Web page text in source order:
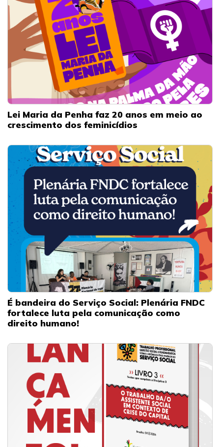
Lei Maria da Penha faz 20 anos em meio ao
crescimento dos feminicídios
É bandeira do Serviço Social: Plenária FNDC
fortalece luta pela comunicação como
direito humano!